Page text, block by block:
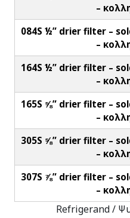
–
084S ½” drier filter –
–
164S ½” drier filter –
–
165S ⅝” drier filter –
–
305S ⅝” drier filter –
–
307S ⅞” drier filter –
–
Refrigerand /